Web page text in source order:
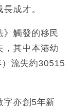
成才。
》觸發的移民
，其中本港幼
流失約30515
字亦創5年新